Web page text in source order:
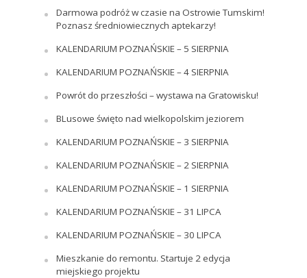
Darmowa podróż w czasie na Ostrowie Tumskim!
Poznasz średniowiecznych aptekarzy!
KALENDARIUM POZNAŃSKIE – 5 SIERPNIA
KALENDARIUM POZNAŃSKIE – 4 SIERPNIA
Powrót do przeszłości – wystawa na Gratowisku!
BLusowe święto nad wielkopolskim jeziorem
KALENDARIUM POZNAŃSKIE – 3 SIERPNIA
KALENDARIUM POZNAŃSKIE – 2 SIERPNIA
KALENDARIUM POZNAŃSKIE – 1 SIERPNIA
KALENDARIUM POZNAŃSKIE – 31 LIPCA
KALENDARIUM POZNAŃSKIE – 30 LIPCA
Mieszkanie do remontu. Startuje 2 edycja
miejskiego projektu